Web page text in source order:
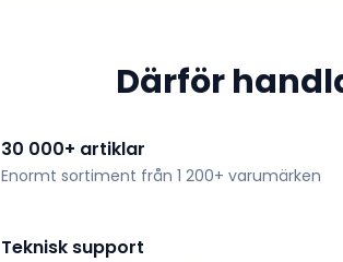
Därför
30 000+ artiklar
Enormt sortiment från 1 200+ varumärken
Teknisk support